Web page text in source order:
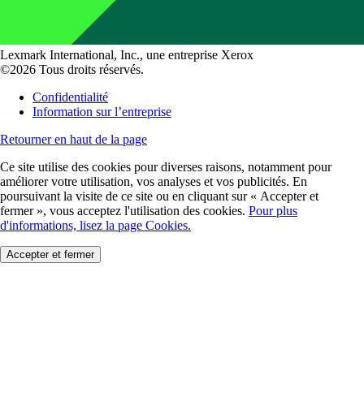
Lexmark International, Inc., une entreprise Xerox
©2026 Tous droits réservés.
Confidentialité
Information sur l’entreprise
Retourner en haut de la page
Ce site utilise des cookies pour diverses raisons, notamment pour
améliorer votre utilisation, vos analyses et vos publicités. En
poursuivant la visite de ce site ou en cliquant sur « Accepter et
fermer », vous acceptez l'utilisation des cookies. Pour plus
d'informations, lisez la page Cookies.
Accepter et fermer